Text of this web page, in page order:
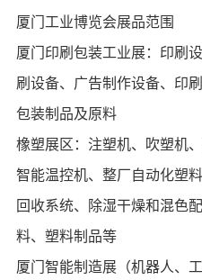
厦门工业博览会展品范围
厦门印刷包装工业展：印刷
刷设备、广告制作设备、印
包装制品及原料
橡塑展区：注塑机、吹塑机
智能温控机、整厂自动化塑
回收系统、除湿干燥和混色
料、塑料制品等
厦门智能制造展（机器人、